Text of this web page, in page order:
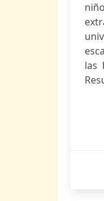
las